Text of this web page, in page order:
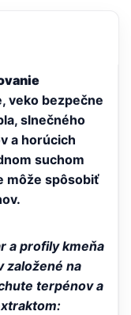
veko bezpečne
slnečného
a horúcich
suchom
môže spôsobiť
a profily kmeňa
založené na
terpénov a